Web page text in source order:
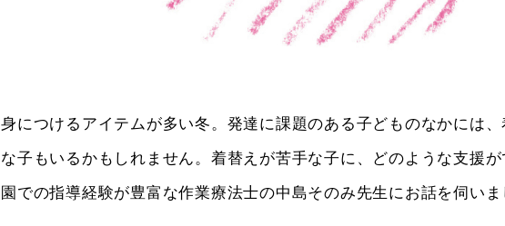
身につけるアイテムが多い冬。発達に課題のある子どものなかには
な子もいるかもしれません。着替えが苦手な子に、どのような支援
園での指導経験が豊富な作業療法士の中島そのみ先生にお話を伺い